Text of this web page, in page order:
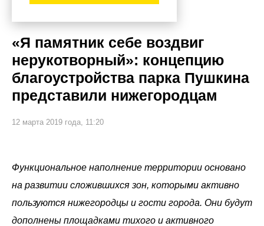
«Я памятник себе воздвиг
нерукотворный»: концепцию
благоустройства парка Пушкина
представили нижегородцам
12 марта 2019 года, 11:20
Функциональное наполнение территории основано
на развитии сложившихся зон, которыми активно
пользуются нижегородцы и гости города. Они будут
дополнены площадками тихого и активного